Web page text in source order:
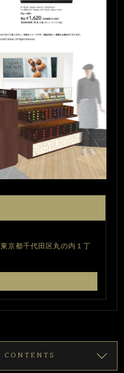
京都千代田区丸の内１丁
CONTENTS